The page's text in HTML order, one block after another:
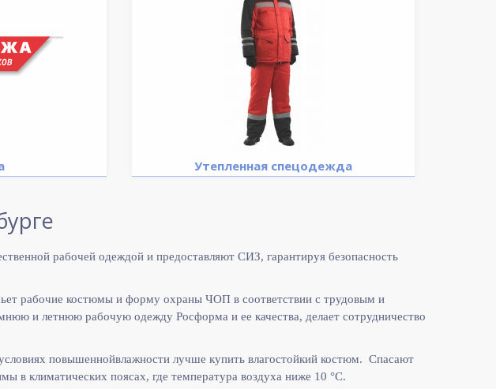
Утепленная спецодежда
рабочей одеждой и предоставляют СИЗ, гарантируя безопасность
рабочие костюмы и форму охраны ЧОП в соответствии с трудовым и
и летнюю рабочую одежду Росформа и ее качества, делает сотрудничество
повышеннойвлажности лучше купить влагостойкий костюм. Спасают
в климатических поясах, где температура воздуха ниже 10 °C.